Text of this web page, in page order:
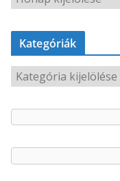
r
c
í
Kategóriák
a
t
e
ó